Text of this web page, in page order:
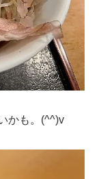
かも。(^^)v